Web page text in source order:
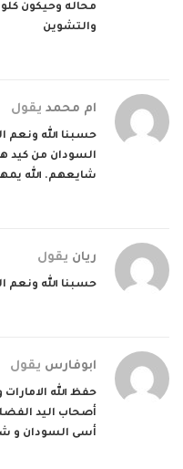
محاله وحيكون
والتشوين
ام محمد يقول
حسبنا الله ونعم
السودان من كيد
شايعهم. الله
ريان يقول
حسبنا الله ونعم
ابوفارس يقول
حفظ الله
أصحاب اليد
أسى السودان و